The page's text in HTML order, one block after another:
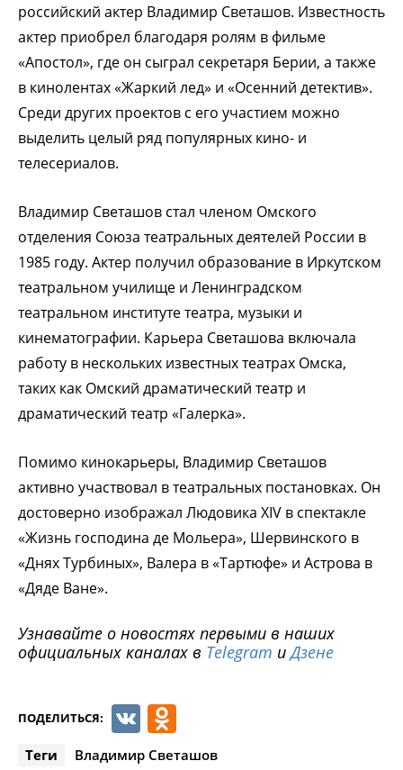
российский актер Владимир Светашов. Известность
актер приобрел благодаря ролям в фильме
«Апостол», где он сыграл секретаря Берии, а также
в кинолентах «Жаркий лед» и «Осенний детектив».
Среди других проектов с его участием можно
выделить целый ряд популярных кино- и
телесериалов.
Владимир Светашов стал членом Омского
отделения Союза театральных деятелей России в
1985 году. Актер получил образование в Иркутском
театральном училище и Ленинградском
театральном институте театра, музыки и
кинематографии. Карьера Светашова включала
работу в нескольких известных театрах Омска,
таких как Омский драматический театр и
драматический театр «Галерка».
Помимо кинокарьеры, Владимир Светашов
активно участвовал в театральных постановках. Он
достоверно изображал Людовика XIV в спектакле
«Жизнь господина де Мольера», Шервинского в
«Днях Турбиных», Валера в «Тартюфе» и Астрова в
«Дяде Ване».
Узнавайте о новостях первыми в наших
официальных каналах в Telegram иДзене
ПОДЕЛИТЬСЯ: VK
Теги Владимир Светашов